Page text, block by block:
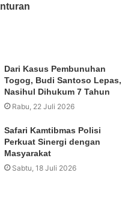
Dari Kasus Pembunuhan
Togog, Budi Santoso Lepas,
Nasihul Dihukum 7 Tahun
Rabu, 22 Juli 2026
Safari Kamtibmas Polisi
Perkuat Sinergi dengan
Masyarakat
Sabtu, 18 Juli 2026